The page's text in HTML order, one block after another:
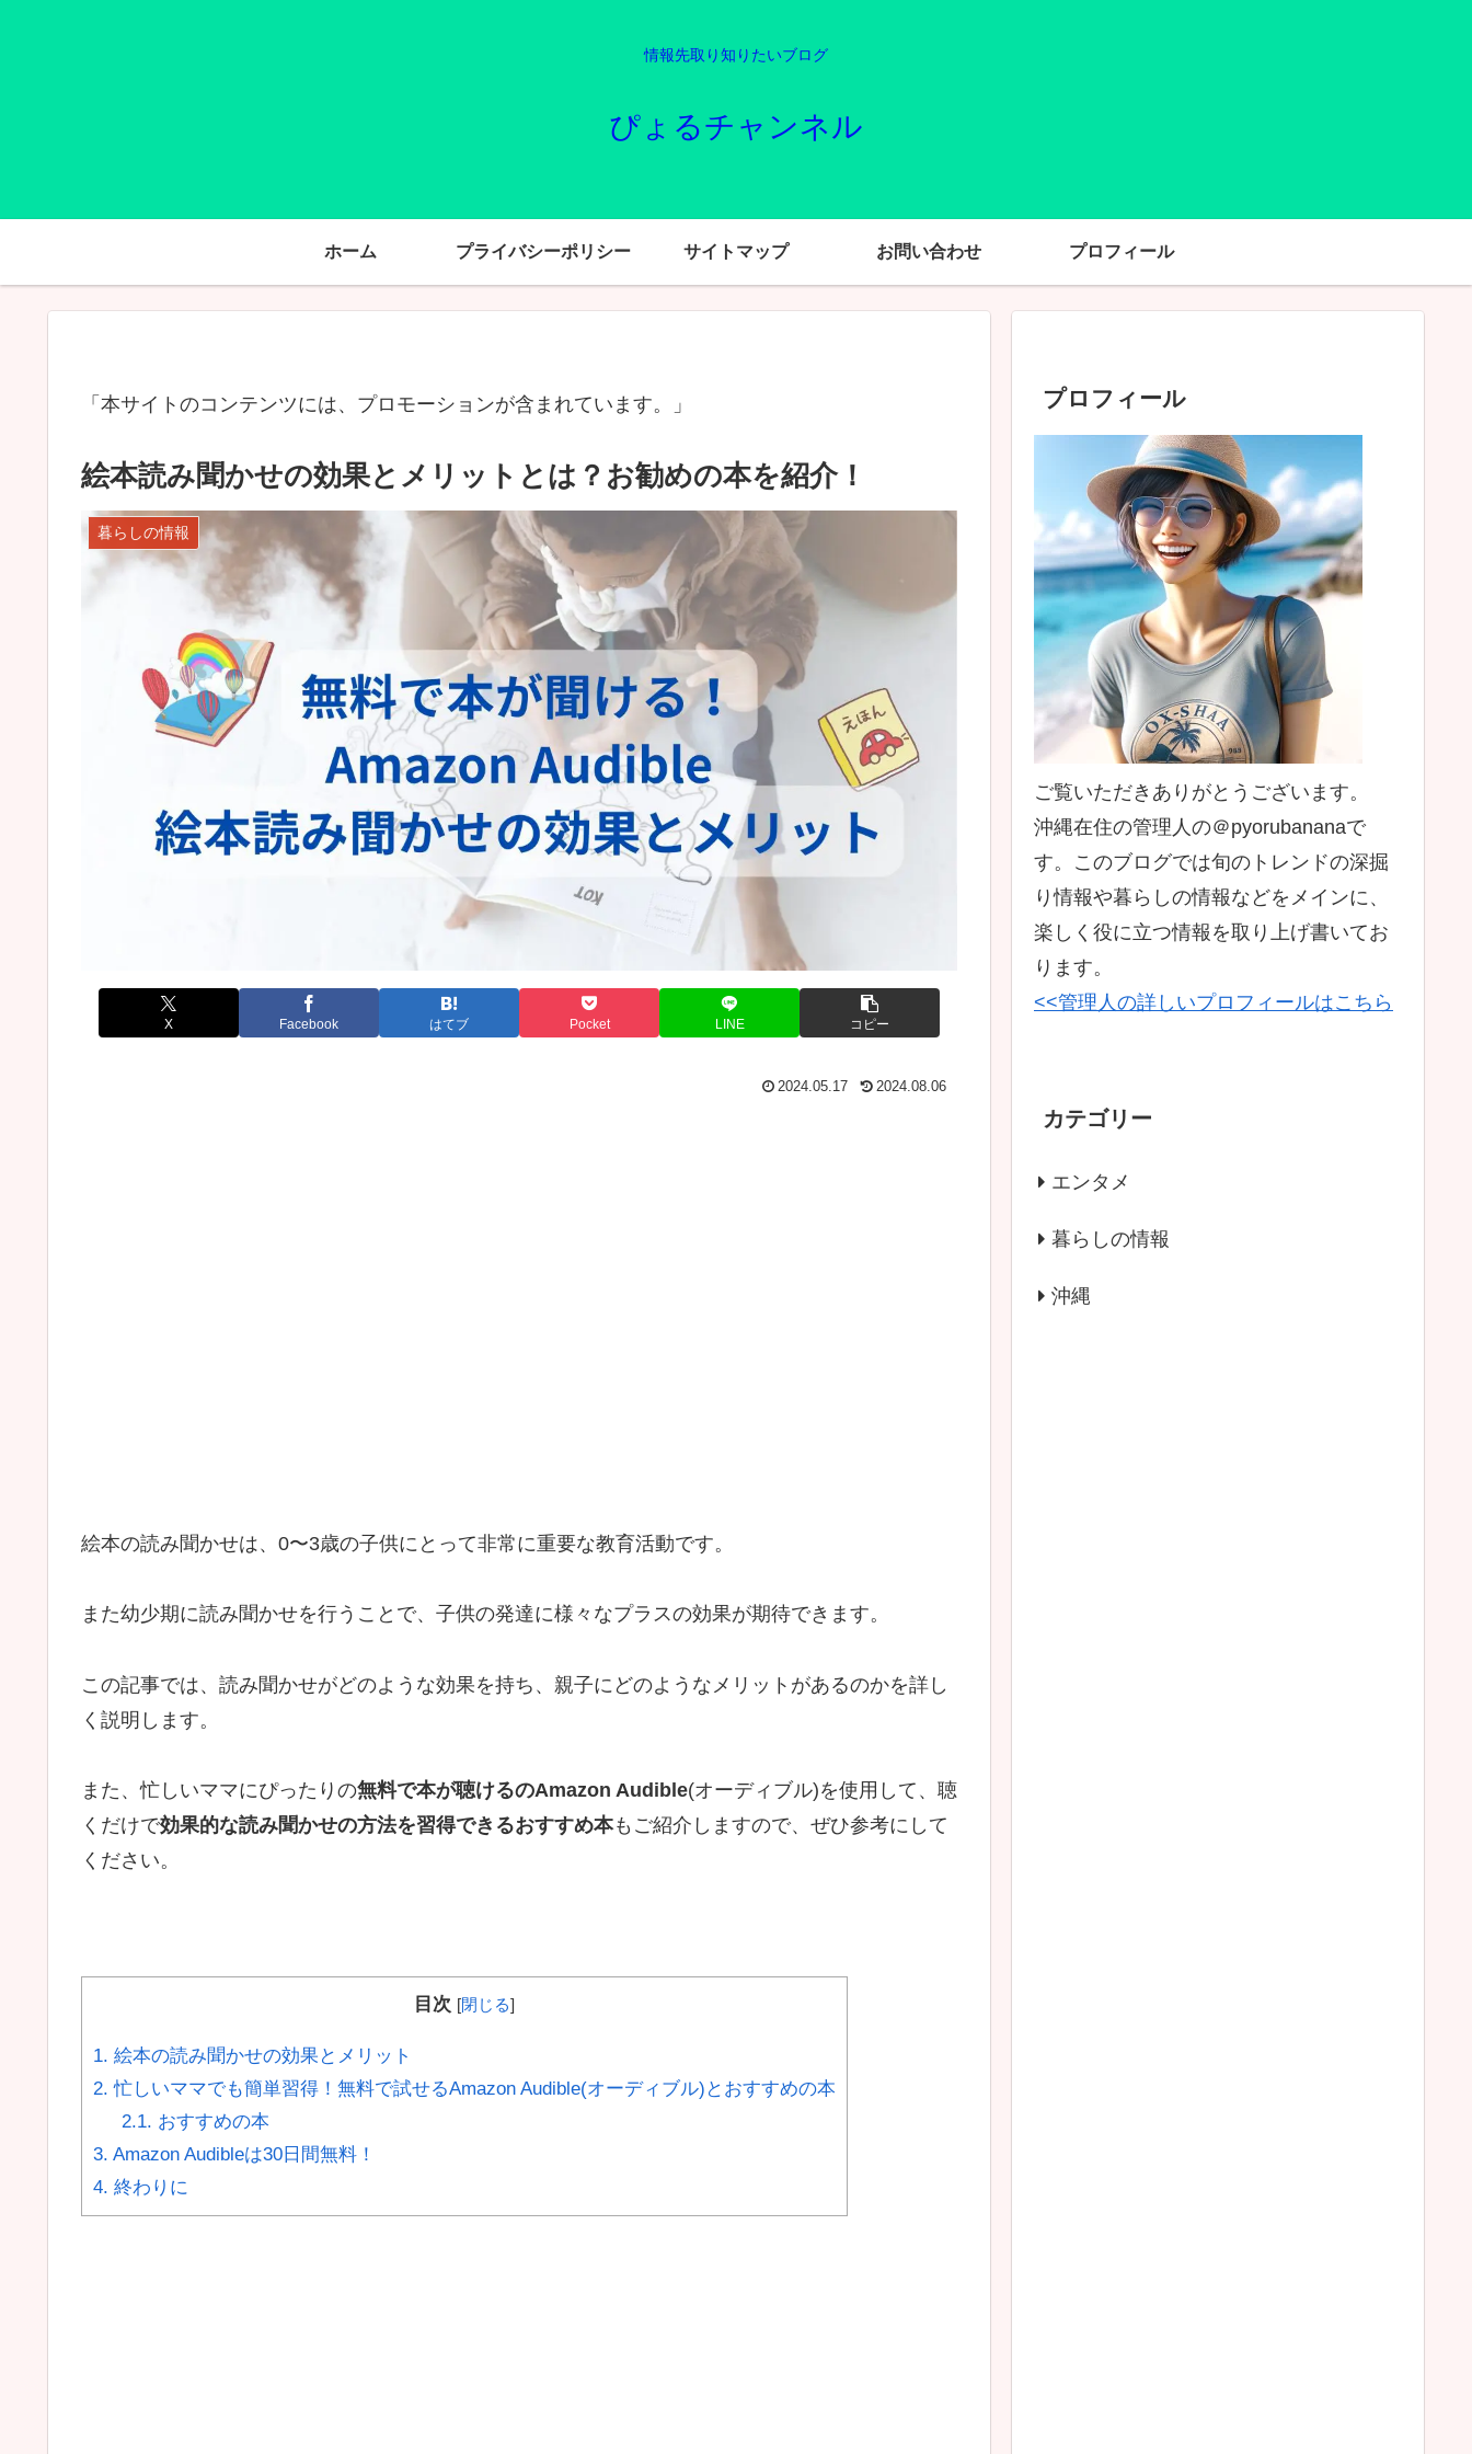
情報先取り知りたいブログ
ぴょるチャンネル
ホーム プライバシーポリシー サイトマップ お問い合わせ プロフィール
「本サイトのコンテンツには、プロモーションが含まれています。」
絵本読み聞かせの効果とメリットとは？お勧めの本を紹介！
暮らしの情報
X Facebook はてブ Pocket LINE コピー
2024.05.17 2024.08.06
絵本の読み聞かせは、0〜3歳の子供にとって非常に重要な教育活動です。
また幼少期に読み聞かせを行うことで、子供の発達に様々なプラスの効果が期待できます。
この記事では、読み聞かせがどのような効果を持ち、親子にどのようなメリットがあるのかを詳し
く説明します。
また、忙しいママにぴったりの無料で本が聴けるのAmazon Audible(オーディブル)を使用して、聴
くだけで効果的な読み聞かせの方法を習得できるおすすめ本もご紹介しますので、ぜひ参考にして
ください。
目次 [閉じる]
1. 絵本の読み聞かせの効果とメリット
2. 忙しいママでも簡単習得！無料で試せるAmazon Audible(オーディブル)とおすすめの本
2.1. おすすめの本
3. Amazon Audibleは30日間無料！
4. 終わりに
プロフィール
ご覧いただきありがとうございます。
沖縄在住の管理人の＠pyorubananaで
す。このブログでは旬のトレンドの深掘
り情報や暮らしの情報などをメインに、
楽しく役に立つ情報を取り上げ書いてお
ります。
<<管理人の詳しいプロフィールはこちら
カテゴリー
エンタメ
暮らしの情報
沖縄